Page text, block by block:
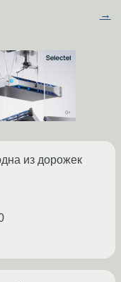
→
из дорожек